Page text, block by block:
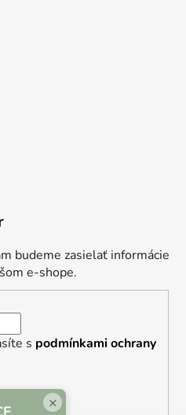
budeme zasielať informácie
e-shope.
s podmínkami ochrany
×